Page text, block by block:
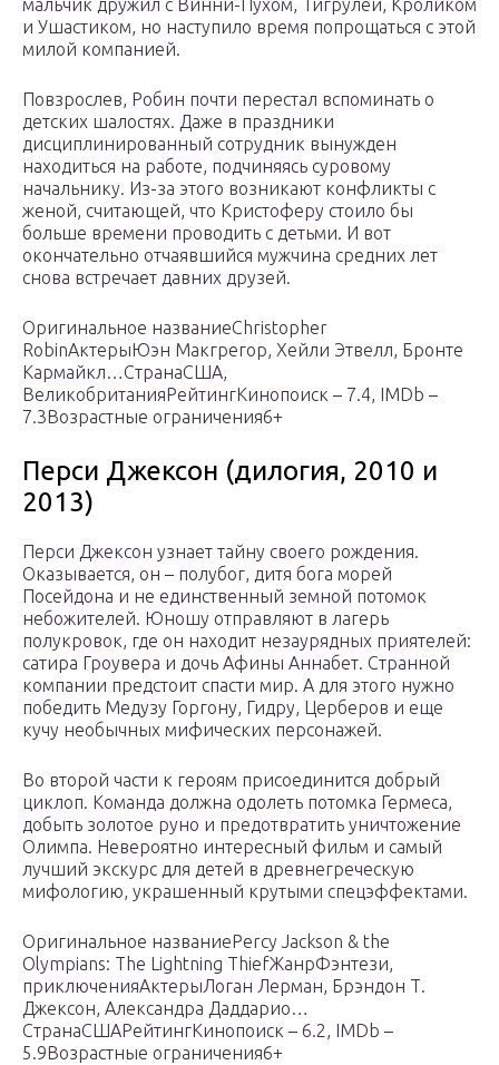
мальчик дружил с Винни-Пухом, Тигрулей, Кроликом
и Ушастиком, но наступило время попрощаться с этой
милой компанией.
Повзрослев, Робин почти перестал вспоминать о
детских шалостях. Даже в праздники
дисциплинированный сотрудник вынужден
находиться на работе, подчиняясь суровому
начальнику. Из-за этого возникают конфликты с
женой, считающей, что Кристоферу стоило бы
больше времени проводить с детьми. И вот
окончательно отчаявшийся мужчина средних лет
снова встречает давних друзей.
Оригинальное названиеChristopher
RobinАктерыЮэн Макгрегор, Хейли Этвелл, Бронте
Кармайкл…СтранаСША,
ВеликобританияРейтингКинопоиск – 7.4, IMDb –
7.3Возрастные ограничения6+
Перси Джексон (дилогия, 2010 и
2013)
Перси Джексон узнает тайну своего рождения.
Оказывается, он – полубог, дитя бога морей
Посейдона и не единственный земной потомок
небожителей. Юношу отправляют в лагерь
полукровок, где он находит незаурядных приятелей:
сатира Гроувера и дочь Афины Аннабет. Странной
компании предстоит спасти мир. А для этого нужно
победить Медузу Горгону, Гидру, Церберов и еще
кучу необычных мифических персонажей.
Во второй части к героям присоединится добрый
циклоп. Команда должна одолеть потомка Гермеса,
добыть золотое руно и предотвратить уничтожение
Олимпа. Невероятно интересный фильм и самый
лучший экскурс для детей в древнегреческую
мифологию, украшенный крутыми спецэффектами.
Оригинальное названиеPercy Jackson & the
Olympians: The Lightning ThiefЖанрФэнтези,
приключенияАктерыЛоган Лерман, Брэндон Т.
Джексон, Александра Даддарио…
СтранаСШАРейтингКинопоиск – 6.2, IMDb –
5.9Возрастные ограничения6+